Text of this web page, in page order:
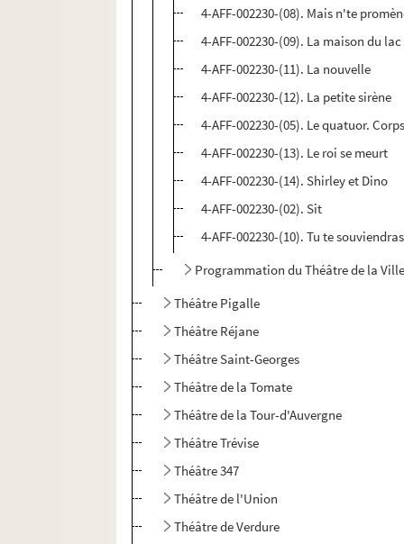
4-AFF-002230-(08). Mais n'te
4-AFF-002230-(09). La maison du lac
4-AFF-002230-(11). La nouvelle
4-AFF-002230-(12). La petite sirène
4-AFF-002230-(05). Le quatuor.
4-AFF-002230-(13). Le roi se meurt
4-AFF-002230-(14). Shirley et Dino
4-AFF-002230-(02). Sit
4-AFF-002230-(10). Tu te
Programmation du Théâtre de la
Théâtre Pigalle
Théâtre Réjane
Théâtre Saint-Georges
Théâtre de la Tomate
Théâtre de la Tour-d'Auvergne
Théâtre Trévise
Théâtre 347
Théâtre de l'Union
Théâtre de Verdure